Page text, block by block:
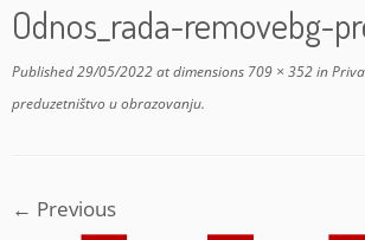
Odnos_rada-removebg-
Published29/05/2022at dimensions 709 × 352in
preduzetništvo u obrazovanju.
← Previous